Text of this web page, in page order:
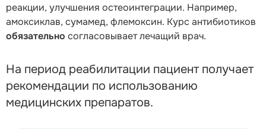
реакции, улучшения остеоинтеграции. Например,
амоксиклав, сумамед, флемоксин. Курс антибиотиков
обязательно согласовывает лечащий врач.
На период реабилитации пациент получает
рекомендации по использованию
медицинских препаратов.